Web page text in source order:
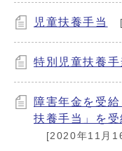
児童扶養手当
特別児童扶養手
障害年金を受
扶養手当」を受
[2020年11月